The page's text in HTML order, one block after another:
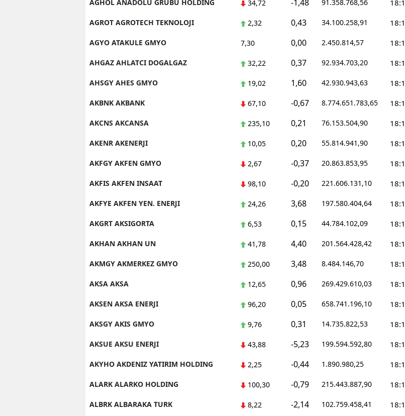
AGHOL ANADOLU GRUBU HOLDING 34,72 -1,48 91.358.768,56
AGROT AGROTECH TEKNOLOJI 2,32 0,43 34.100.258,91
AGYO ATAKULE GMYO 7,30 0,00 2.450.814,57
AHGAZ AHLATCI DOGALGAZ 32,22 0,37 92.934.703,20
AHSGY AHES GMYO 19,02 1,60 42.930.943,63
AKBNK AKBANK 67,10 -0,67 8.774.651.783,65
AKCNS AKCANSA 235,10 0,21 76.153.504,90
AKENR AKENERJI 10,05 0,20 55.814.941,90
AKFGY AKFEN GMYO 2,67 -0,37 20.863.853,95
AKFIS AKFEN INSAAT 98,10 -0,20 221.606.131,10
AKFYE AKFEN YEN. ENERJI 24,26 3,68 197.580.404,64
AKGRT AKSIGORTA 6,53 0,15 44.784.102,09
AKHAN AKHAN UN 41,78 4,40 201.564.428,42
AKMGY AKMERKEZ GMYO 250,00 3,48 8.484.146,70
AKSA AKSA 12,65 0,96 269.429.610,03
AKSEN AKSA ENERJI 96,20 0,05 658.741.196,10
AKSGY AKIS GMYO 9,76 0,31 14.735.822,53
AKSUE AKSU ENERJI 43,88 -5,23 199.594.592,80
AKYHO AKDENIZ YATIRIM HOLDING 2,25 -0,44 1.890.980,25
ALARK ALARKO HOLDING 100,30 -0,79 215.443.887,90
ALBRK ALBARAKA TURK 8,22 -2,14 102.759.458,41